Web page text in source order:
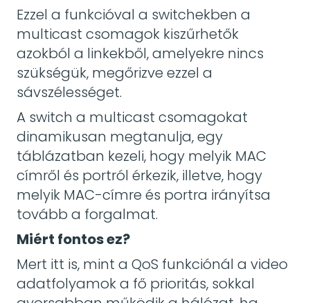
Ezzel a funkcióval a switchekben a
multicast csomagok kiszűrhetők
azokból a linkekből, amelyekre nincs
szükségük, megőrizve ezzel a
sávszélességet.
A switch a multicast csomagokat
dinamikusan megtanulja, egy
táblázatban kezeli, hogy melyik MAC
címről és portról érkezik, illetve, hogy
melyik MAC-címre és portra irányítsa
tovább a forgalmat.
Miért fontos ez?
Mert itt is, mint a QoS funkciónál a video
adatfolyamok a fő prioritás, sokkal